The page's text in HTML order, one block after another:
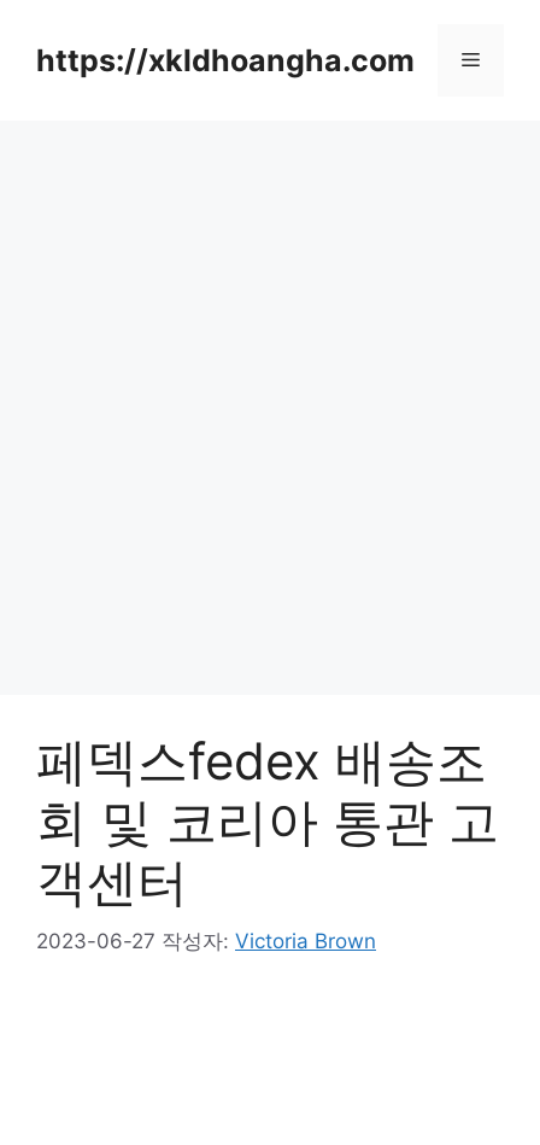
https://xkldhoangha.com 메
페덱스fedex 배송조
회 및 코리아 통관 고
객센터
2023-06-27 작성자: Victoria Brown